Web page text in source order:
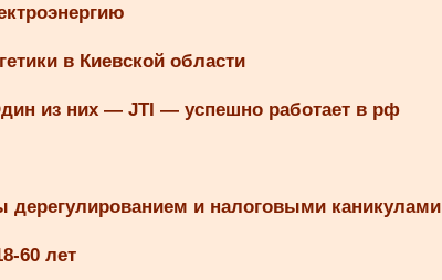
в Киевской области
из них — JTI — успешно работает в рф
дерегулированием и налоговыми каникулами
60 лет